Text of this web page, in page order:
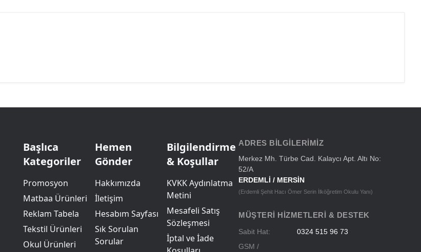
Başlıca
Kategoriler
Promosyon
Matbaa Ürünleri
Reklam Tabela
Tekstil Ürünleri
Okul Ürünleri
Hemen
Gönder
Hakkımızda
İletişim
Hesabım Sayfası
Sık Sorulan
Sorular
Bilgilendirme
& Koşullar
KVKK Aydınlatma
Metini
Mesafeli Satış
Sözleşmesi
İptal ve İade
ADRES BILGILERIMIZ
Merkez Mh. Türbe Cad. Kalaycı Apt. Altı No:
52/A
ERDEMLİ / MERSİN
(Erdemli Şehit Hacı Ömer Serin İlköğretim Okulu Yanı)
MÜŞTERI HIZMETLERI & DESTEK
Sabit Hat:
0324 515 96 73
GSM /